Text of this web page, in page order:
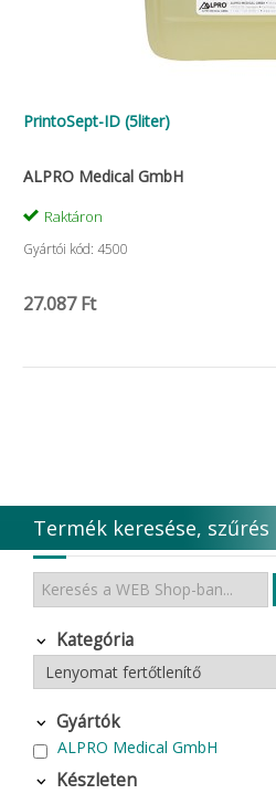
PrintoSept-ID (5liter)
ALPRO Medical GmbH
Raktáron
Gyártói kód: 4500
27.087 Ft
Termék keresése, szűrés
Kategória
Gyártók
ALPRO Medical GmbH
Készleten